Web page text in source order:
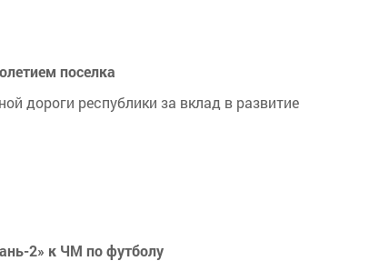
поселка
дороги республики за вклад в развитие
2» к ЧМ по футболу